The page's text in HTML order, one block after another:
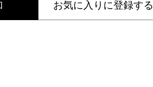
お気に入りに登録する